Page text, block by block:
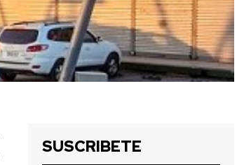
SUSCRIBETE